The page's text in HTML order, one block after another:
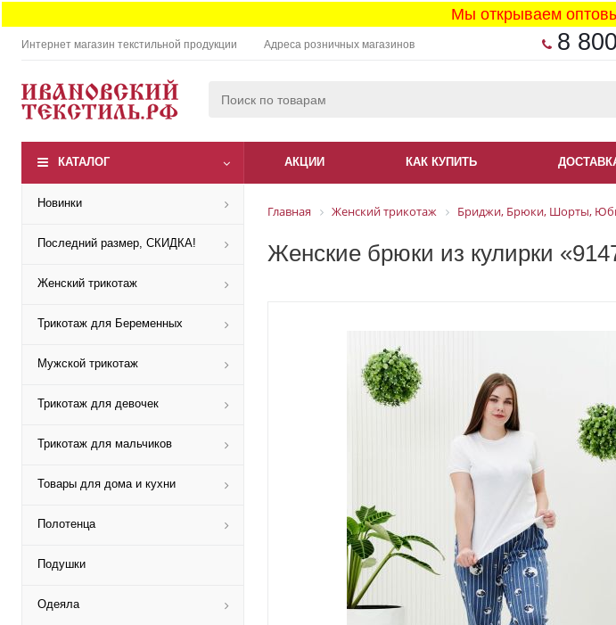
Мы открываем
Интернет магазин текстильной продукции Адреса розничных магазинов 8
КАТАЛОГ АКЦИИ КАК КУПИТЬ
Новинки
Последний размер, СКИДКА!
Женский трикотаж
Трикотаж для Беременных
Мужской трикотаж
Трикотаж для девочек
Трикотаж для мальчиков
Товары для дома и кухни
Полотенца
Подушки
Одеяла
Главная Женский трикотаж Бриджи, Брюки, Шорты,
Женские брюки из кулирки